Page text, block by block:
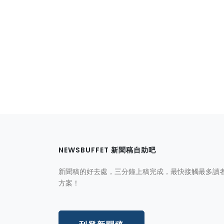
NEWSBUFFET 新聞稿自助吧
新聞稿的好去處，三分鐘上稿完成，最快接觸最多讀
方案！